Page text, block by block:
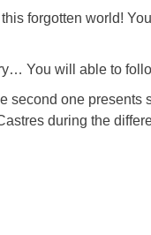
forgotten world!
You will able to
second one presents
during the